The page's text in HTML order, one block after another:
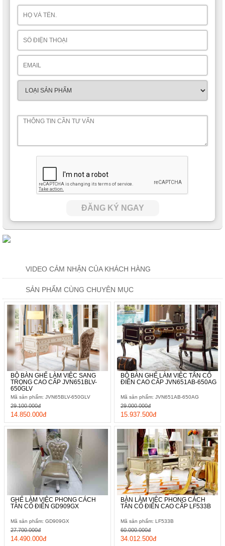
ĐĂNG KÝ NGAY
VIDEO CẢM NHẬN CỦA KHÁCH HÀNG
SẢN PHẨM CÙNG CHUYÊN MỤC
BỘ BÀN GHẾ LÀM VIỆC SANG
TRỌNG CAO CẤP JVN651BLV-
650GLV
Mã sản phẩm: JVN65BLV-650GLV
14.850.000đ
29.100.000đ
BỘ BÀN GHẾ LÀM VIỆC TÂN CỔ
ĐIỂN CAO CẤP JVN651AB-650AG
Mã sản phẩm: JVN651AB-650AG
15.937.500đ
29.000.000đ
GHẾ LÀM VIỆC PHONG CÁCH
TÂN CỔ ĐIỂN GD909GX
Mã sản phẩm: GD909GX
14.490.000đ
27.700.000đ
BÀN LÀM VIỆC PHONG CÁCH
TÂN CỔ ĐIỂN CAO CẤP LF533B
Mã sản phẩm: LF533B
34.012.500đ
60.000.000đ